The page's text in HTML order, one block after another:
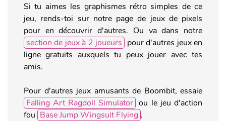
Si tu aimes les graphismes rétro simples de ce
jeu, rends-toi sur notre page de jeux de pixels
pour en découvrir d'autres. Ou va dans notre
section de jeux à 2 joueurs pour d'autres jeux en
ligne gratuits auxquels tu peux jouer avec tes
amis.
Pour d'autres jeux amusants de Boombit, essaie
Falling Art Ragdoll Simulator ou le jeu d'action
fou Base Jump Wingsuit Flying .